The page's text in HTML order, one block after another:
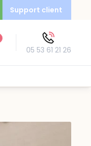
Support client
05 53 61 21 26